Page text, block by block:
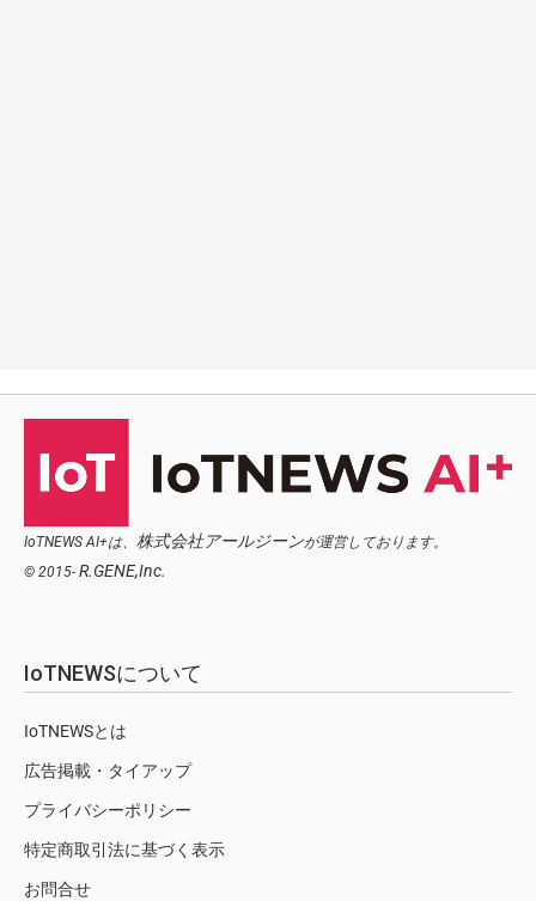
IoTNEWS AI+は、 株式会社アールジーンが運営しております。
© 2015- R.GENE,Inc.
IoTNEWSについて
IoTNEWSとは
広告掲載・タイアップ
プライバシーポリシー
特定商取引法に基づく表示
お問合せ